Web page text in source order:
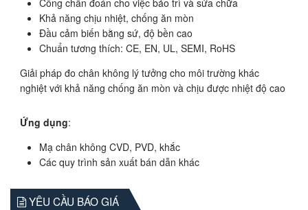
Cổng chẩn đoán cho việc bảo trì và sửa chữa
Khả năng chịu nhiệt, chống ăn mòn
Đầu cảm biến bằng sứ, độ bền cao
Chuẩn tương thích: CE, EN, UL, SEMI, RoHS
Giải pháp đo chân không lý tưởng cho môi trường khác
nghiệt với khả năng chống ăn mòn và chịu được nhiệt độ cao
Ứng dụng:
Mạ chân không CVD, PVD, khắc
Các quy trình sản xuất bán dẫn khác
YÊU CẦU BÁO GIÁ